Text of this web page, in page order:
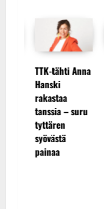
TTK-tähti Anna
Hanski
rakastaa
tanssia – suru
tyttären
syövästä
painaa